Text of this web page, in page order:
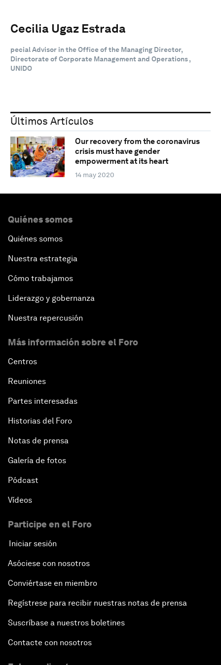
Cecilia Ugaz Estrada
pecial Advisor in the Office of the Managing Director,
Directorate of Corporate Management and Operations ,
UNIDO
Últimos Artículos
Our recovery from the coronavirus
crisis must have gender
empowerment at its heart
14 may 2020
Quiénes somos
Quiénes somos
Nuestra estrategia
Cómo trabajamos
Liderazgo y gobernanza
Nuestra repercusión
Más información sobre el Foro
Centros
Reuniones
Partes interesadas
Historias del Foro
Notas de prensa
Galería de fotos
Pódcast
Vídeos
Participe en el Foro
Iniciar sesión
Asóciese con nosotros
Conviértase en miembro
Regístrese para recibir nuestras notas de prensa
Suscríbase a nuestros boletines
Contacte con nosotros